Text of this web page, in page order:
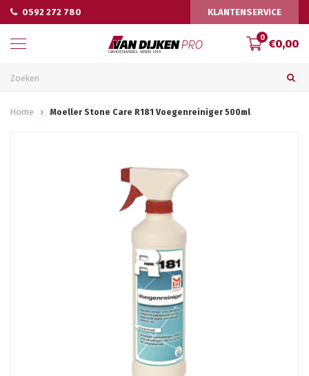
0592 272 780 KLANTENSERVICE
0 €0,00
Home Moeller Stone Care R181 Voegenreiniger 500ml